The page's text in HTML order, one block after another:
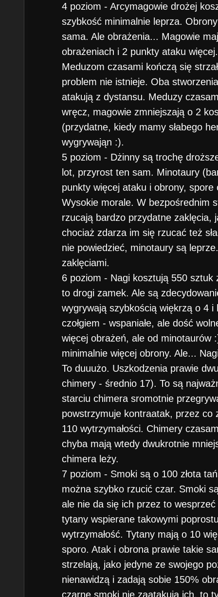
4 poziom - Arcymagowie drożej
szybkość minimalnie leprza.
sama. Ale obrażenia... Magowie
obrażeniach i 2 punkty ataku
Meduzom czasami kończą się
problem nie istnieje. Oba
atakują z dystansu. Meduzy
wręcz, magowie zmniejszają o 2
(przydatne, kiedy mamy słabego
wygrywająn :).
5 poziom - Dżinny są trochę
lot, przyrost ten sam. Minotaury
punkty więcej ataku i obrony, spore
Wysokie morale. W bezpośrednim
rzucają bardzo przydatne zaklęcia,
chociaż zdarza im się rzucać też
nie powiedzieć, minotaury są
zaklęciami.
6 poziom - Nagi kosztują 550 sztuk
to drogi zamek. Ale są
wygrywają szybkością więkrzą o 4
czołgiem - wspaniałe, ale dość
więcej obrażeń, ale od minotaurów
minimalnie więcej obrony. Ale...
To duuużo. Uszkodzenia prawie
chimery - średnio 17). To są
starciu chimera sromotnie
powstrzymuje kontraatak, przez co
110 wytrzymałości. Chimery
chyba mają wtedy dwukrotnie
chimera leży.
7 poziom - Smoki są o 100 złota
można szybko rzucić czar. Smoki
ale nie da się ich przez to
tytany wspierane takowymi
wytrzymałość. Tytany mają o 10
sporo. Atak i obrona prawie takie
strzelają, jako jedyne ze swojego
nienawidzą i zadają sobie 150%
czarne smoki nie zaatakują ich, to